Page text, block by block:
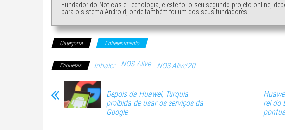
Fundador do Noticias e Tecnologia, e este foi o seu segundo projeto online,
para o sistema Android, onde também foi um dos seus fundadores.
Categoria Entretenimento
Etiquetas Inhaler NOS Alive NOS Alive’20
Depois da Huawei, Turquia
proibida de usar os serviços da
Google
rei do